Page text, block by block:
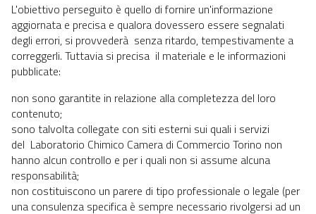
L'obiettivo perseguito è quello di fornire un'informazione
aggiornata e precisa e qualora dovessero essere segnalati
degli errori, si provvederà senza ritardo, tempestivamente a
correggerli. Tuttavia si precisa il materiale e le informazioni
pubblicate:
non sono garantite in relazione alla completezza del loro
contenuto;
sono talvolta collegate con siti esterni sui quali i servizi
del Laboratorio Chimico Camera di Commercio Torino non
hanno alcun controllo e per i quali non si assume alcuna
responsabilità;
non costituiscono un parere di tipo professionale o legale (per
una consulenza specifica è sempre necessario rivolgersi ad un